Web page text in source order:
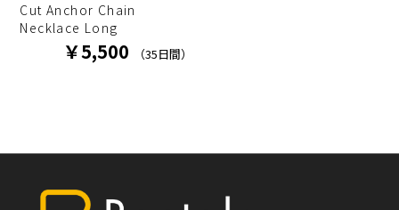
Cut Anchor Chain
Necklace Long
￥5,500 （35日間）